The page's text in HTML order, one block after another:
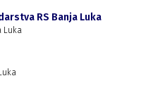
RS Banja Luka
Luka